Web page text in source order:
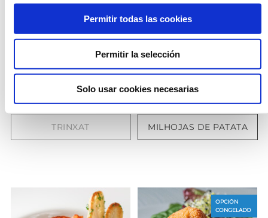
Permitir todas las cookies
Permitir la selección
Solo usar cookies necesarias
TRINXAT MILHOJAS DE PATATA
OPCIÓN
CONGELADO